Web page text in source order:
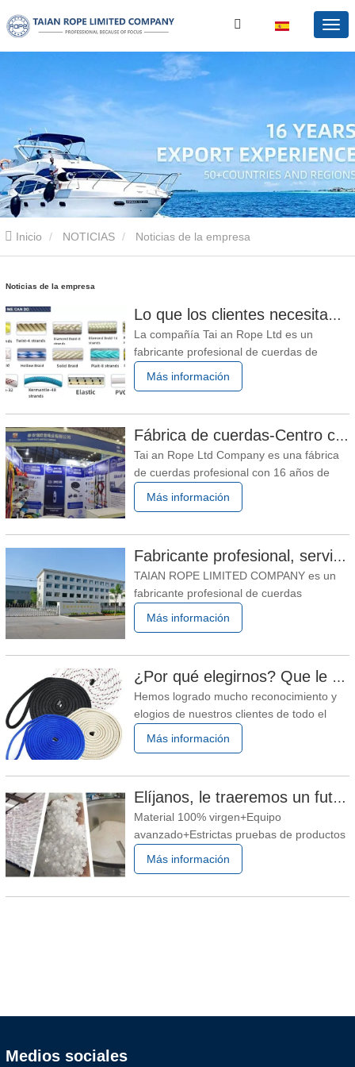
Inicio NOTICIAS Noticias de la empresa
Noticias de la empresa
Lo que los clientes necesitan, lo que proporcionamos-Tai an Rope Ltd
La compañía Tai an Rope Ltd es un
fabricante profesional de cuerdas de
China, tenemos 16 años de experiencia y
podemos suministrar todo tipo de
pero siempre muchos clientes necesitan
comprar otros productos, no lo
Más información
Fábrica de cuerdas-Centro comercial integral-Tai an Rope LTD
Tai an Rope Ltd Company es una fábrica
de cuerdas profesional con 16 años de
experiencia, productos principales: cuerda
torcida/cuerda trenzada/hilo/red/correa,
equipo de I + D puede ayudar a nuestros
clientes a resolver muchos
Más información
Fabricante profesional, servicio superior, cooperación agradable
TAIAN ROPE LIMITED COMPANY es un
fabricante profesional de cuerdas
productos y accesorios de
cuerdas durante más de 16 años. Según
polietileno, cuerda de polipropileno,
cuerda de nailon, cuerda de poliéster,
cuerda
Más información
¿Por qué elegirnos? Que le podemos ofrecer?
Hemos logrado mucho reconocimiento y
elogios de nuestros clientes de todo el
mundo. Cuando se esfuerce por superar
los desafíos de calidad, entrega y precio,
FABRICANTES necesitas? 1. Gran
rendimiento de su inversión 2.
Más información
Elíjanos, le traeremos un futuro brillante
Material 100% virgen+Equipo
avanzado+Estrictas pruebas de productos
+Sistema de certificación perfecto +Ventas
profesionales = Productos de alta calidad y
Más información
Medios sociales